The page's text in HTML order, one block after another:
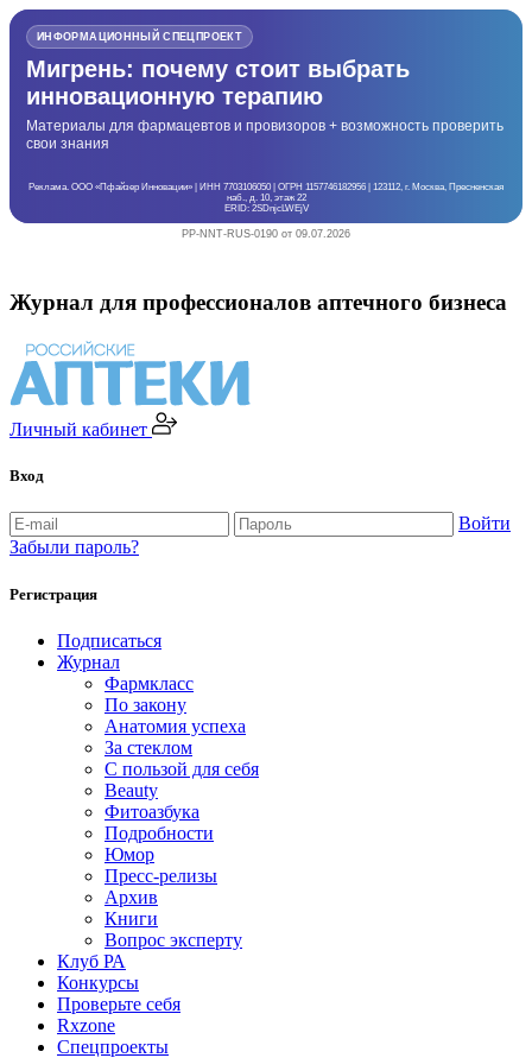
ИНФОРМАЦИОННЫЙ СПЕЦПРОЕКТ
Мигрень: почему стоит выбрать
инновационную терапию
Материалы для фармацевтов и провизоров + возможность проверить
свои знания
Реклама. ООО «Пфайзер Инновации» | ИНН 7703106050 | ОГРН 1157746182956 | 123112, г. Москва, Пресненская
наб., д. 10, этаж 22
ERID: 2SDnjcLWEjV
PP-NNT-RUS-0190 от 09.07.2026
Журнал для профессионалов аптечного бизнеса
Личный кабинет
Вход
Войти
Забыли пароль?
Регистрация
Подписаться
Журнал
Фармкласс
По закону
Анатомия успеха
За стеклом
С пользой для себя
Beauty
Фитоазбука
Подробности
Юмор
Пресс-релизы
Архив
Книги
Вопрос эксперту
Клуб РА
Конкурсы
Проверьте себя
Rxzone
Спецпроекты